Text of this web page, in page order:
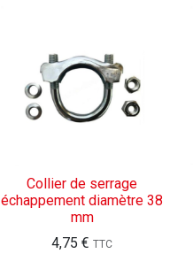
Collier de serrage
échappement diamètre 38
mm
4,75 € TTC